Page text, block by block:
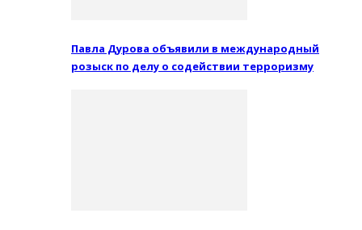
Павла Дурова объявили в международный
розыск по делу о содействии терроризму